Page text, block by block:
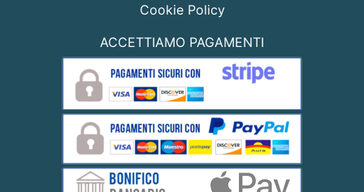
Cookie Policy
ACCETTIAMO PAGAMENTI